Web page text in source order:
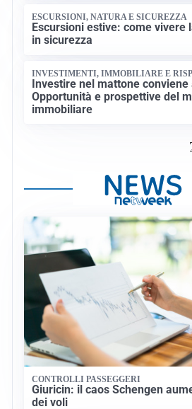
ESCURSIONI, NATURA E SICUREZZA
Escursioni estive: come vivere
in sicurezza
INVESTIMENTI, IMMOBILIARE E
Investire nel mattone conviene
Opportunità e prospettive del
immobiliare
CONTROLLI PASSEGGERI
Giuricin: il caos Schengen
dei voli